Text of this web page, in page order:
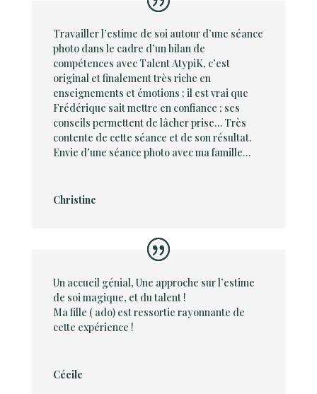
Travailler l’estime de soi autour d’une séance
photo dans le cadre d’un bilan de
compétences avec Talent AtypiK, c’est
original et finalement très riche en
enseignements et émotions ; il est vrai que
Frédérique sait mettre en confiance ; ses
conseils permettent de lâcher prise… Très
contente de cette séance et de son résultat.
Envie d’une séance photo avec ma famille…
Christine
Un accueil génial, Une approche sur l’estime
de soi magique, et du talent !
Ma fille ( ado) est ressortie rayonnante de
cette expérience !
Cécile